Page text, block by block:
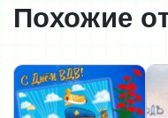
Похожие